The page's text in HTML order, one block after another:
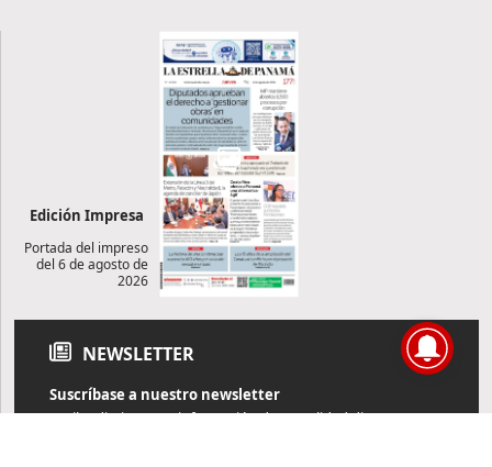
Edición Impresa
Portada del impreso
del 6 de agosto de
2026
NEWSLETTER
Suscríbase a nuestro newsletter
Reciba diariamente información de actualidad directamente en